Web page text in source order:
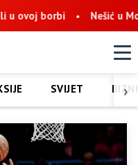
Nešić u Mostaru:
›
SVIJET